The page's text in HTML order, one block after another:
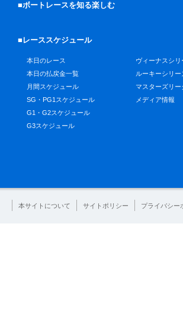
■ボートレースを知る楽しむ
■レーススケジュール
本日のレース
本日の払戻金一覧
月間スケジュール
SG・PG1スケジュール
G1・G2スケジュール
G3スケジュール
ヴィーナスシリ
ルーキーシリー
マスターズリー
メディア情報
本サイトについて サイトポリシー プライバシー